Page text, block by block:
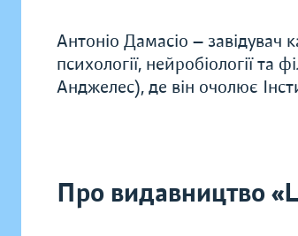
Антоніо Дамасіо — завідувач
психології, нейробіології та
Анджелес), де він очолює
Про видавництво